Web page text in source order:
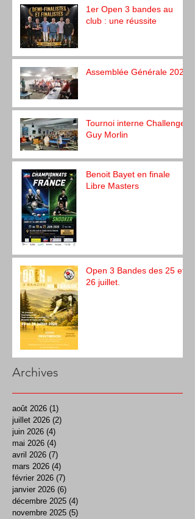
1er Open 3 bandes au
club : une réussite
Assemblée Générale 2026
Tournoi interne Challenge
Guy Morlin
Benoit Bayet en finale
Libre Masters
Open 3 Bandes des 25 et
26 juillet.
Archives
août 2026 (1)
juillet 2026 (2)
juin 2026 (4)
mai 2026 (4)
avril 2026 (7)
mars 2026 (4)
février 2026 (7)
janvier 2026 (6)
décembre 2025 (4)
novembre 2025 (5)